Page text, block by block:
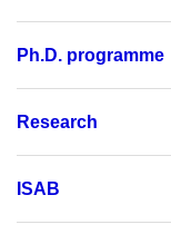
Ph.D. programme
Research
ISAB